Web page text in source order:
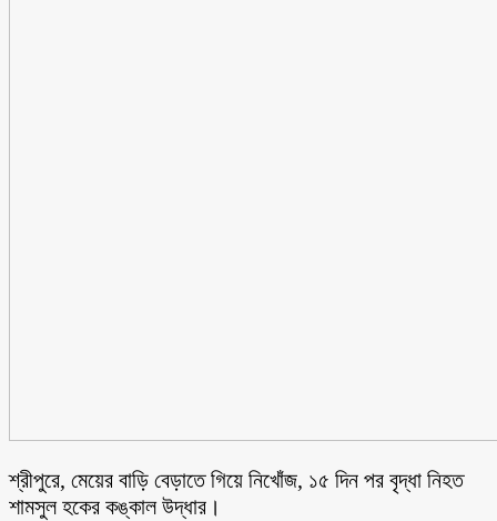
শ্রীপুরে, মেয়ের বাড়ি বেড়াতে গিয়ে নিখোঁজ, ১৫ দিন পর বৃদ্ধা নিহত
শামসুল হকের কঙ্কাল উদ্ধার।